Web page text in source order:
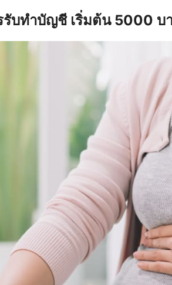
รับทำบัญชี เริ่มต้น 5000